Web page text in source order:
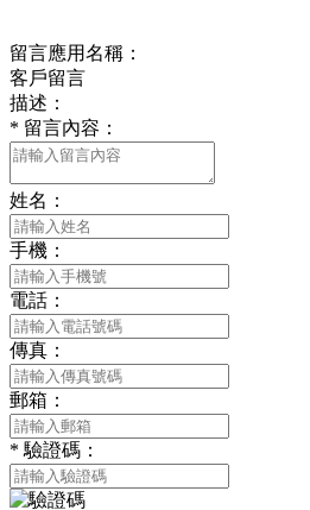
留言應用名稱：
客戶留言
描述：
* 留言內容：
姓名：
手機：
電話：
傳真：
郵箱：
* 驗證碼：